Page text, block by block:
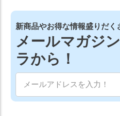
新商品やお得な情報盛りだく
メールマガジ
ラから！